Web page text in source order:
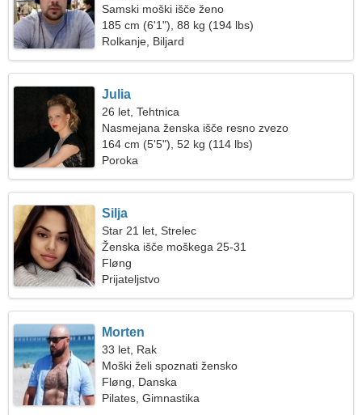
Samski moški išče ženo
185 cm (6'1"), 88 kg (194 lbs)
Rolkanje, Biljard
Julia
26 let, Tehtnica
Nasmejana ženska išče resno zvezo
164 cm (5'5"), 52 kg (114 lbs)
Poroka
Silja
Star 21 let, Strelec
Ženska išče moškega 25-31
Fløng
Prijateljstvo
Morten
33 let, Rak
Moški želi spoznati žensko
Fløng, Danska
Pilates, Gimnastika